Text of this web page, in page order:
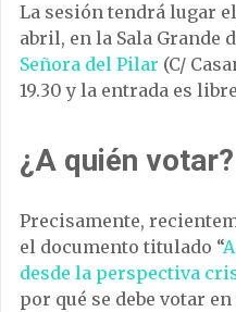
La sesión tendrá lugar
abril, en la Sala Grande
Señora del Pilar (C/
19.30 y la entrada es
¿A quién votar?
Precisamente,
el documento titulado “
desde la perspectiva
por qué se debe votar